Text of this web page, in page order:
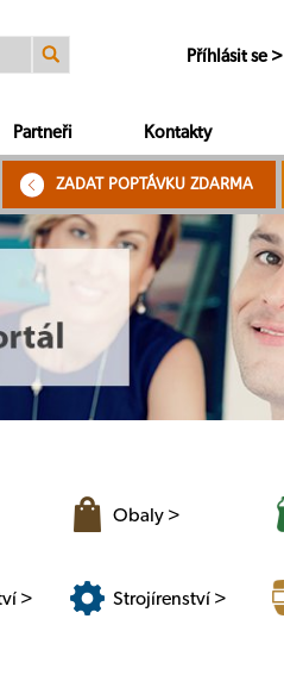
Příhlásit se >
Partneři Kontakty
ZADAT POPTÁVKU ZDARMA
Obaly >
> Strojírenství >